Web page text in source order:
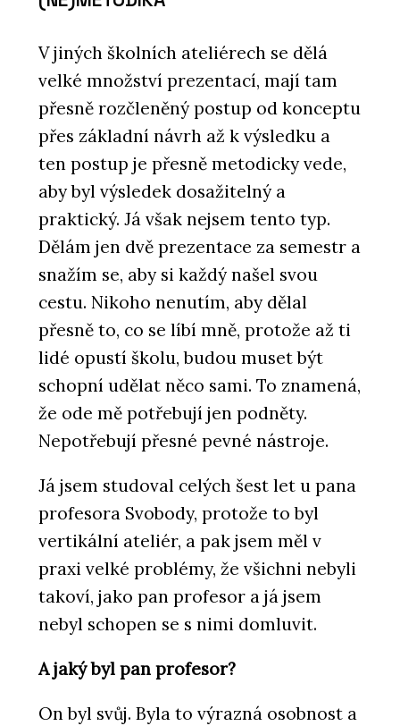
V jiných školních ateliérech se dělá
velké množství prezentací, mají tam
přesně rozčleněný postup od konceptu
přes základní návrh až k výsledku a
ten postup je přesně metodicky vede,
aby byl výsledek dosažitelný a
praktický. Já však nejsem tento typ.
Dělám jen dvě prezentace za semestr a
snažím se, aby si každý našel svou
cestu. Nikoho nenutím, aby dělal
přesně to, co se líbí mně, protože až ti
lidé opustí školu, budou muset být
schopní udělat něco sami. To znamená,
že ode mě potřebují jen podněty.
Nepotřebují přesné pevné nástroje.
Já jsem studoval celých šest let u pana
profesora Svobody, protože to byl
vertikální ateliér, a pak jsem měl v
praxi velké problémy, že všichni nebyli
takoví, jako pan profesor a já jsem
nebyl schopen se s nimi domluvit.
A jaký byl pan profesor?
On byl svůj. Byla to výrazná osobnost a